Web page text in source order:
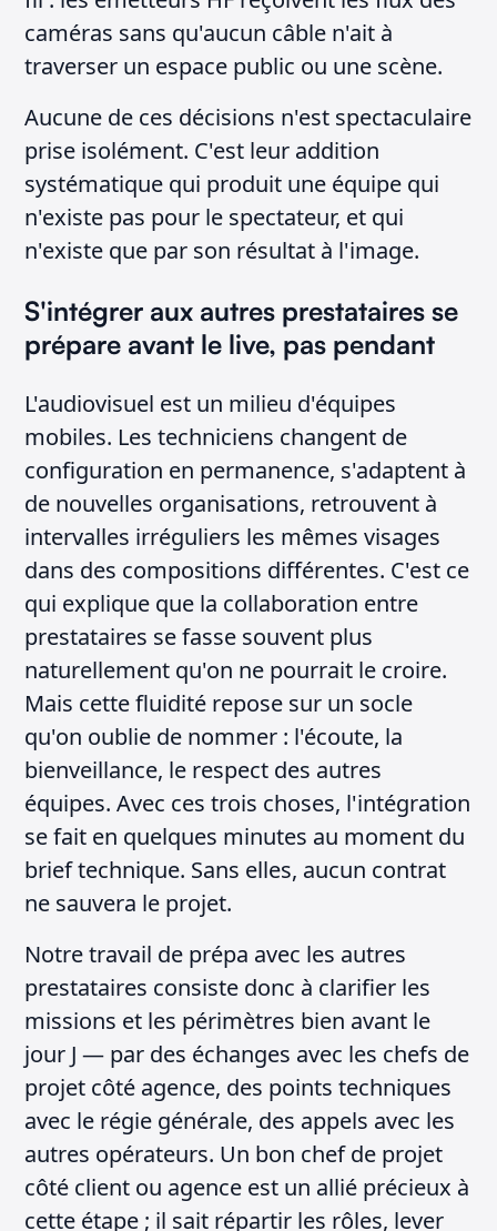
caméras sans qu'aucun câble n'ait à
traverser un espace public ou une scène.
Aucune de ces décisions n'est spectaculaire
prise isolément. C'est leur addition
systématique qui produit une équipe qui
n'existe pas pour le spectateur, et qui
n'existe que par son résultat à l'image.
S'intégrer aux autres prestataires se
prépare avant le live, pas pendant
L'audiovisuel est un milieu d'équipes
mobiles. Les techniciens changent de
configuration en permanence, s'adaptent à
de nouvelles organisations, retrouvent à
intervalles irréguliers les mêmes visages
dans des compositions différentes. C'est ce
qui explique que la collaboration entre
prestataires se fasse souvent plus
naturellement qu'on ne pourrait le croire.
Mais cette fluidité repose sur un socle
qu'on oublie de nommer : l'écoute, la
bienveillance, le respect des autres
équipes. Avec ces trois choses, l'intégration
se fait en quelques minutes au moment du
brief technique. Sans elles, aucun contrat
ne sauvera le projet.
Notre travail de prépa avec les autres
prestataires consiste donc à clarifier les
missions et les périmètres bien avant le
jour J — par des échanges avec les chefs de
projet côté agence, des points techniques
avec le régie générale, des appels avec les
autres opérateurs. Un bon chef de projet
côté client ou agence est un allié précieux à
cette étape ; il sait répartir les rôles, lever